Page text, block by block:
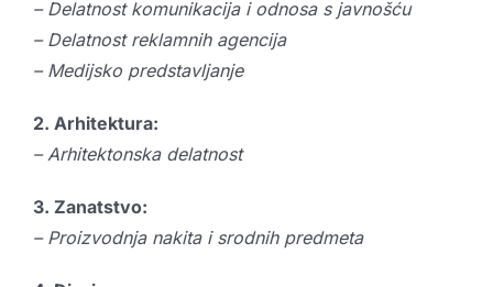
– Delatnost komunikacija i odnosa s javnošću
– Delatnost reklamnih agencija
– Medijsko predstavljanje
2. Arhitektura:
– Arhitektonska delatnost
3. Zanatstvo:
– Proizvodnja nakita i srodnih predmeta